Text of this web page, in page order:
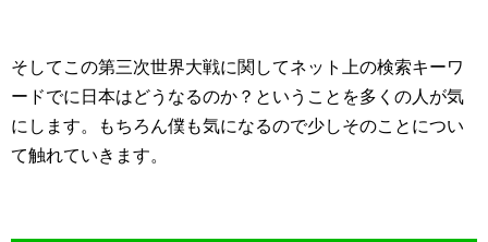
そしてこの第三次世界大戦に関してネット上の検索キーワ
ードでに日本はどうなるのか？ということを多くの人が気
にします。もちろん僕も気になるので少しそのことについ
て触れていきます。